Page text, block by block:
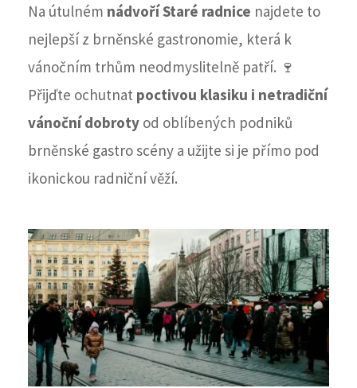
Na útulném nádvoří Staré radnice najdete to
nejlepší z brněnské gastronomie, která k
vánočním trhům neodmyslitelně patří. 🍷
Přijďte ochutnat poctivou klasiku i netradiční
vánoční dobroty od oblíbených podniků
brněnské gastro scény a užijte si je přímo pod
ikonickou radniční věží.